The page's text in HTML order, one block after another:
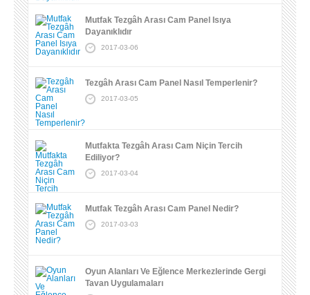
Mutfak Tezgâh Arası Cam Panel Isıya
Dayanıklıdır
2017-03-06
Tezgâh Arası Cam Panel Nasıl Temperlenir?
2017-03-05
Mutfakta Tezgâh Arası Cam Niçin Tercih
Ediliyor?
2017-03-04
Mutfak Tezgâh Arası Cam Panel Nedir?
2017-03-03
Oyun Alanları Ve Eğlence Merkezlerinde Gergi
Tavan Uygulamaları